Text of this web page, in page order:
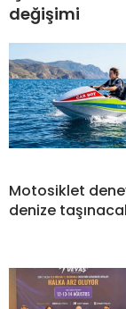
değişimi
Motosiklet
denize